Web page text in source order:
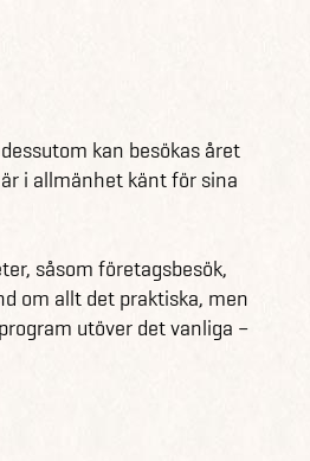
kan besökas året
i allmänhet känt för sina
såsom företagsbesök,
om allt det praktiska, men
utöver det vanliga –